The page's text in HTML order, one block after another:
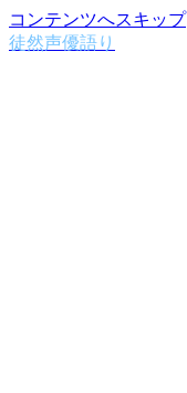
コンテンツへスキップ
徒然声優語り